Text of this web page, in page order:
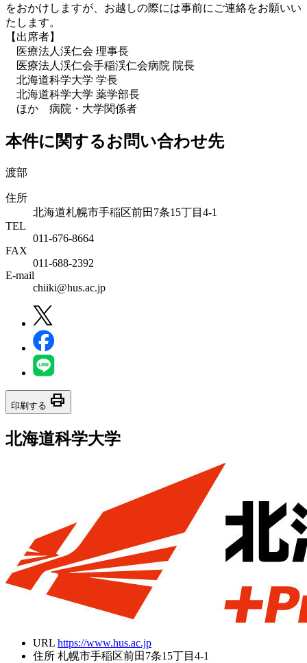
をおかけしますが、お越しの際には事前にご連絡をお願いい
たします。
【出席者】
医療法人渓仁会 理事長
医療法人渓仁会手稲渓仁会病院 院長
北海道科学大学 学長
北海道科学大学 薬学部長
ほか 病院・大学関係者
本件に関するお問い合わせ先
渡部
住所
北海道札幌市手稲区前田7条15丁目4-1
TEL
011-676-8664
FAX
011-688-2392
E-mail
chiiki@hus.ac.jp
印刷する print
北海道科学大学
URL https://www.hus.ac.jp
住所 札幌市手稲区前田7条15丁目4-1